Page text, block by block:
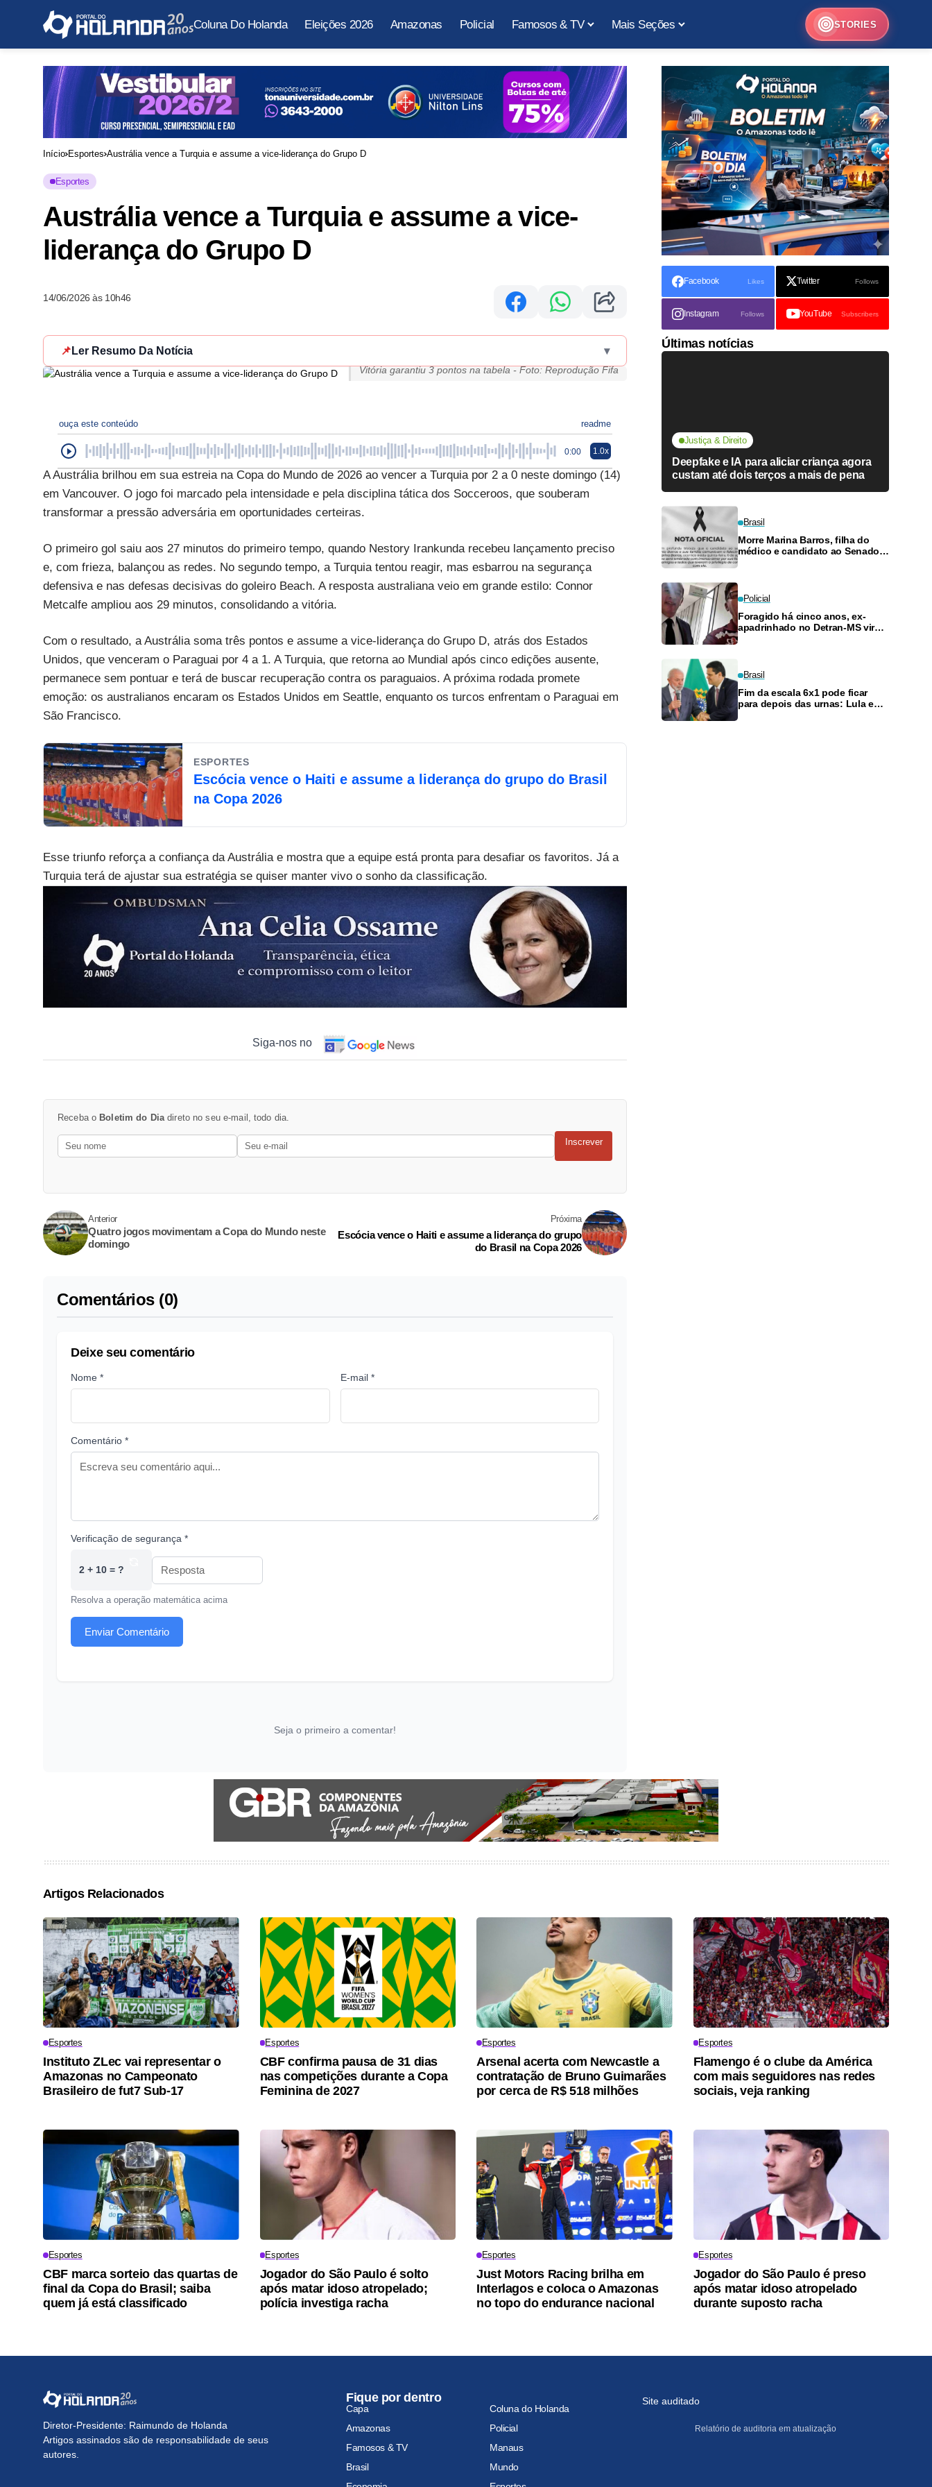
Coluna Do Holanda Eleições 2026 Amazonas Policial Famosos & TV Mais Seções STORIES
Início Esportes Austrália vence a Turquia e assume a vice-liderança do Grupo D
Esportes
Austrália vence a Turquia e assume a vice-
liderança do Grupo D
14/06/2026 às 10h46
📌 Ler Resumo Da Notícia ▾
Vitória garantiu 3 pontos na tabela - Foto: Reprodução Fifa
ouça este conteúdo readme
0:00 1.0x
A Austrália brilhou em sua estreia na Copa do Mundo de 2026 ao vencer a Turquia por 2 a 0 neste domingo (14)
em Vancouver. O jogo foi marcado pela intensidade e pela disciplina tática dos Socceroos, que souberam
transformar a pressão adversária em oportunidades certeiras.
O primeiro gol saiu aos 27 minutos do primeiro tempo, quando Nestory Irankunda recebeu lançamento preciso
e, com frieza, balançou as redes. No segundo tempo, a Turquia tentou reagir, mas esbarrou na segurança
defensiva e nas defesas decisivas do goleiro Beach. A resposta australiana veio em grande estilo: Connor
Metcalfe ampliou aos 29 minutos, consolidando a vitória.
Com o resultado, a Austrália soma três pontos e assume a vice-liderança do Grupo D, atrás dos Estados
Unidos, que venceram o Paraguai por 4 a 1. A Turquia, que retorna ao Mundial após cinco edições ausente,
permanece sem pontuar e terá de buscar recuperação contra os paraguaios. A próxima rodada promete
emoção: os australianos encaram os Estados Unidos em Seattle, enquanto os turcos enfrentam o Paraguai em
São Francisco.
ESPORTES
Escócia vence o Haiti e assume a liderança do grupo do Brasil
na Copa 2026
Esse triunfo reforça a confiança da Austrália e mostra que a equipe está pronta para desafiar os favoritos. Já a
Turquia terá de ajustar sua estratégia se quiser manter vivo o sonho da classificação.
Siga-nos no
Receba o Boletim do Diadireto no seu e-mail, todo dia.
Inscrever
Anterior
Quatro jogos movimentam a Copa do Mundo neste
domingo
Próxima
Escócia vence o Haiti e assume a liderança do grupo
do Brasil na Copa 2026
Comentários (0)
Deixe seu comentário
Nome * E-mail *
Comentário *
Verificação de segurança *
2 + 10 = ?
Resolva a operação matemática acima
Enviar Comentário
Seja o primeiro a comentar!
Facebook Likes Twitter Follows
Instagram Follows YouTube Subscribers
Últimas notícias
Justiça & Direito
Deepfake e IA para aliciar criança agora
custam até dois terços a mais de pena
Brasil
Morre Marina Barros, filha do
médico e candidato ao Senado
Policial
Foragido há cinco anos, ex-
apadrinhado no Detran-MS vira
Brasil
Fim da escala 6x1 pode ficar
para depois das urnas: Lula e
Artigos Relacionados
Esportes
Instituto ZLec vai representar o
Amazonas no Campeonato
Brasileiro de fut7 Sub-17
Esportes
CBF confirma pausa de 31 dias
nas competições durante a Copa
Feminina de 2027
Esportes
Arsenal acerta com Newcastle a
contratação de Bruno Guimarães
por cerca de R$ 518 milhões
Esportes
Flamengo é o clube da América
com mais seguidores nas redes
sociais, veja ranking
Esportes
CBF marca sorteio das quartas de
final da Copa do Brasil; saiba
quem já está classificado
Esportes
Jogador do São Paulo é solto
após matar idoso atropelado;
polícia investiga racha
Esportes
Just Motors Racing brilha em
Interlagos e coloca o Amazonas
no topo do endurance nacional
Esportes
Jogador do São Paulo é preso
após matar idoso atropelado
durante suposto racha
Diretor-Presidente: Raimundo de Holanda
Artigos assinados são de responsabilidade de seus
autores.
Fique por dentro
Capa
Coluna do Holanda
Amazonas
Policial
Famosos & TV
Manaus
Brasil
Mundo
Site auditado
Relatório de auditoria em atualização